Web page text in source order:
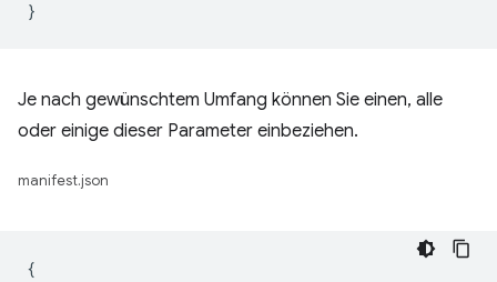
Je nach gewünschtem Umfang können Sie einen, alle
oder einige dieser Parameter einbeziehen.
manifest.json
{